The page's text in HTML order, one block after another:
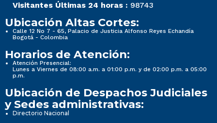
Visitantes Últimas 24 horas : 98743
Ubicación Altas Cortes:
Calle 12 No 7 - 65, Palacio de Justicia Alfonso Reyes Echandía
Bogotá - Colombia
Horarios de Atención:
Atención Presencial:
Lunes a Viernes de 08:00 a.m. a 01:00 p.m. y de 02:00 p.m. a 05:00
p.m.
Ubicación de Despachos Judiciales
y Sedes administrativas:
Directorio Nacional